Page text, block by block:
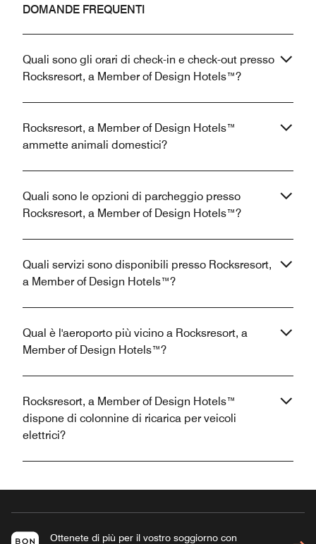
DOMANDE FREQUENTI
Quali sono gli orari di check-in e check-out presso
Rocksresort, a Member of Design Hotels™?
Rocksresort, a Member of Design Hotels™
ammette animali domestici?
Quali sono le opzioni di parcheggio presso
Rocksresort, a Member of Design Hotels™?
Quali servizi sono disponibili presso Rocksresort,
a Member of Design Hotels™?
Qual è l'aeroporto più vicino a Rocksresort, a
Member of Design Hotels™?
Rocksresort, a Member of Design Hotels™
dispone di colonnine di ricarica per veicoli
elettrici?
Ottenete di più per il vostro soggiorno con